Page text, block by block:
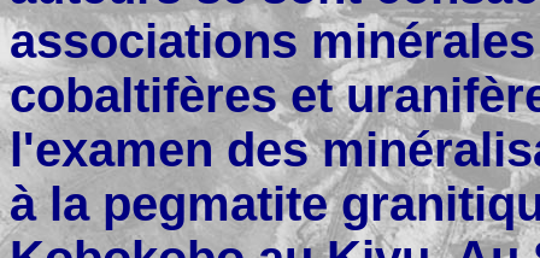
associations
cobaltifères et
l'examen des
à la pegmatite